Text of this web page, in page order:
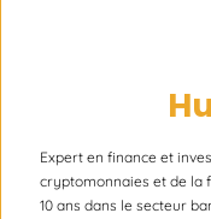
Expert en finance et
cryptomonnaies et de la
10 ans dans le secteur